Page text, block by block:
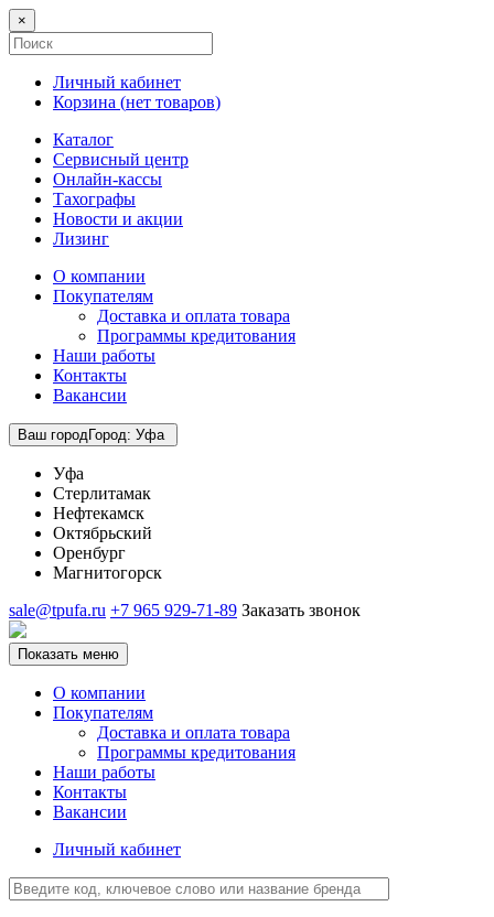
×
Личный кабинет
Корзина (нет товаров)
Каталог
Сервисный центр
Онлайн-кассы
Тахографы
Новости и акции
Лизинг
О компании
Покупателям
Доставка и оплата товара
Программы кредитования
Наши работы
Контакты
Вакансии
Ваш городГород: Уфа
Уфа
Стерлитамак
Нефтекамск
Октябрьский
Оренбург
Магнитогорск
sale@tpufa.ru +7 965 929-71-89 Заказать звонок
Показать меню
О компании
Покупателям
Доставка и оплата товара
Программы кредитования
Наши работы
Контакты
Вакансии
Личный кабинет